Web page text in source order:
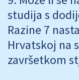
studija s
Razine 7
Hrvatskoj na
završetkom